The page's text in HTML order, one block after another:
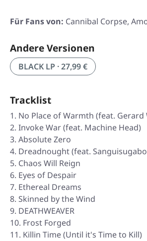
Für Fans von: Cannibal Corpse,
Andere Versionen
BLACK LP · 27,99 €
Tracklist
No Place of Warmth (feat. Gerard
Invoke War (feat. Machine Head)
Absolute Zero
Dreadnought (feat.
Chaos Will Reign
Eyes of Despair
Ethereal Dreams
Skinned by the Wind
DEATHWEAVER
Frost Forged
Killin Time (Until it's Time to Kill)